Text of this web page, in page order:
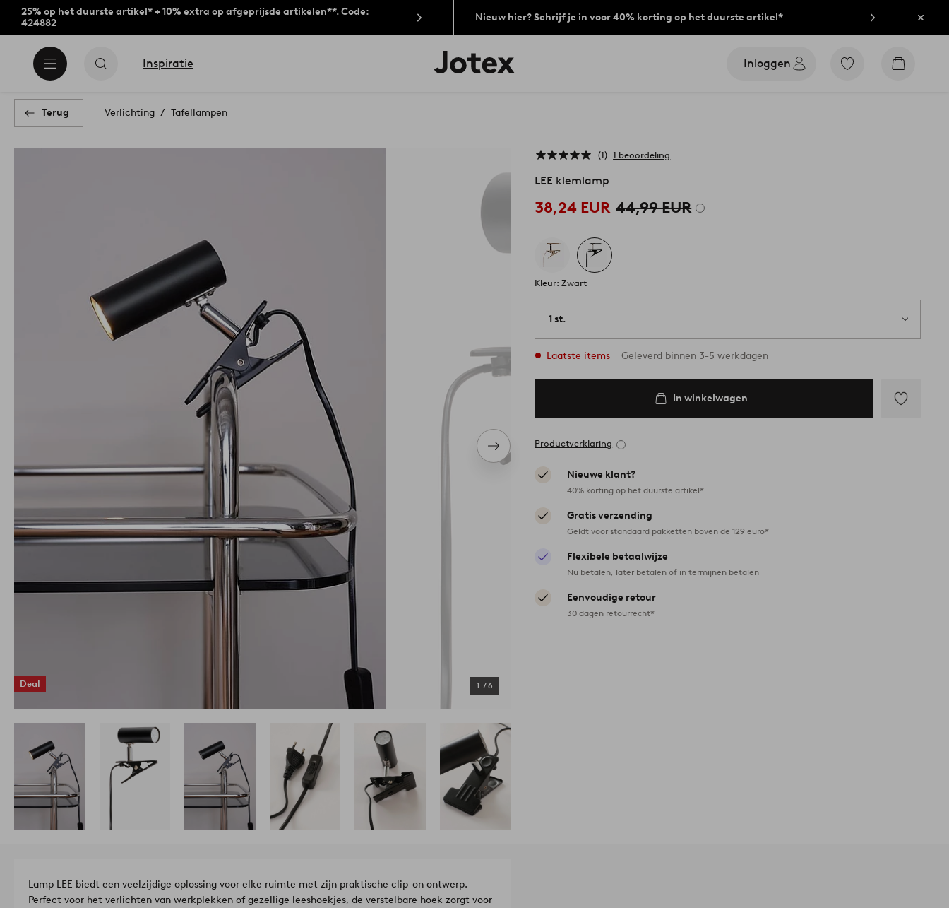
25% op het duurste artikel* + 10% extra op afgeprijsde artikelen**. Code:
424882
Nieuw hier? Schrijf je in voor 40% korting op het duurste artikel*
Inspiratie
Jotex
logo
Inloggen
Ga
Go
Terug Verlichting Tafellampen
Volgend
item
Deal 1 /6
1 1 beoordeling
LEE klemlamp
38,24 EUR 44,99 EUR
Kleur: Zwart
1 st.
Laatste items Geleverd binnen 3-5 werkdagen
In winkelwagen
Productverklaring
Nieuwe klant?
40% korting op het duurste artikel*
Gratis verzending
Geldt voor standaard pakketten boven de 129 euro*
Flexibele betaalwijze
Nu betalen, later betalen of in termijnen betalen
Eenvoudige retour
30 dagen retourrecht*
Lamp LEE biedt een veelzijdige oplossing voor elke ruimte met zijn praktische clip-on ontwerp.
Perfect voor het verlichten van werkplekken of gezellige leeshoekjes, de verstelbare hoek zorgt voor